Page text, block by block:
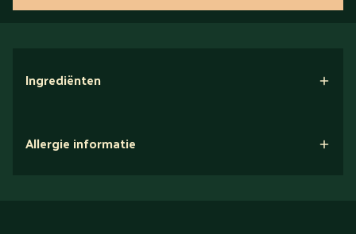
Ingrediënten
Allergie informatie